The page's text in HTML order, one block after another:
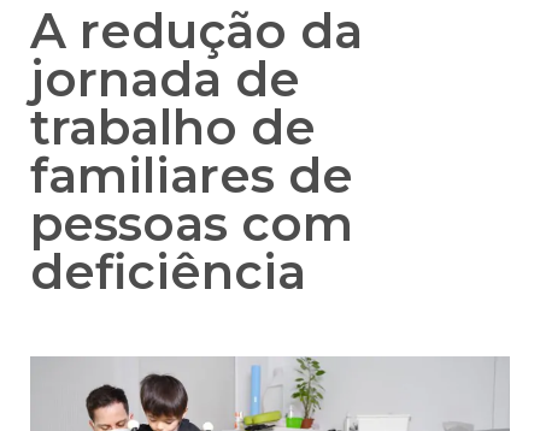
A redução da
jornada de
trabalho de
familiares de
pessoas com
deficiência